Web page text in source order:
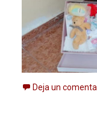
Deja un